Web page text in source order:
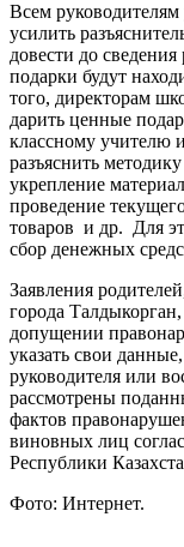
Всем
усилить
довести до
подарки будут
того, директорам
дарить ценные
классному учителю
разъяснить
укрепление
проведение
товаров и др. Для
сбор денежных
Заявления
города
допущении
указать свои
руководителя или
рассмотрены
фактов
виновных лиц
Республики
Фото: Интернет.